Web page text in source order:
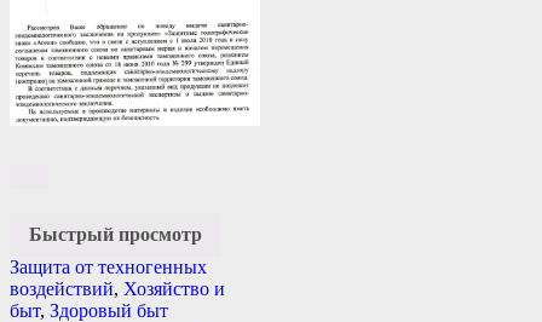
Быстрый просмотр
Защита от техногенных
воздействий, Хозяйство и
быт, Здоровый быт